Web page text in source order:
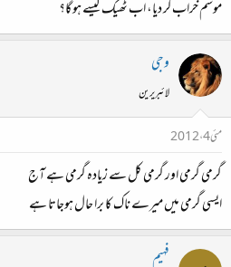
موسم خراب کر دیا، اب ٹھیک کیسے ہو گا؟
وجی
لائبریرین
مئی 4، 2012
گرمی گرمی اور گرمی کل سے زیادہ گرمی ہے آج
ایسی گرمی میں میرے ناک کا برا حال ہوجاتا ہے
فہیم